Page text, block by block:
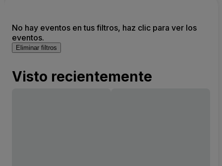
No hay eventos en tus filtros, haz clic para ver los
eventos.
Eliminar filtros
Visto recientemente